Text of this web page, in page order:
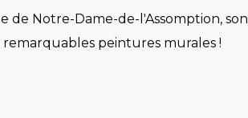
de Notre-Dame-de-l'Assomption, son
remarquables peintures murales !